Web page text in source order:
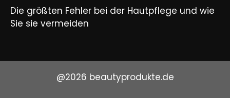
Die größten Fehler bei der Hautpflege und wie
Sie sie vermeiden
@2026 beautyprodukte.de